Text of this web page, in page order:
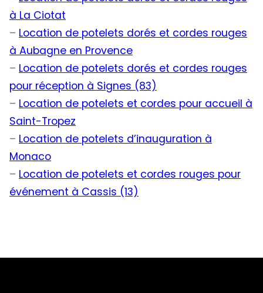
à La Ciotat
– Location de potelets dorés et cordes rouges
à Aubagne en Provence
– Location de potelets dorés et cordes rouges
pour réception à Signes (83)
– Location de potelets et cordes pour accueil à
Saint-Tropez
– Location de potelets d’inauguration à
Monaco
– Location de potelets et cordes rouges pour
événement à Cassis (13)